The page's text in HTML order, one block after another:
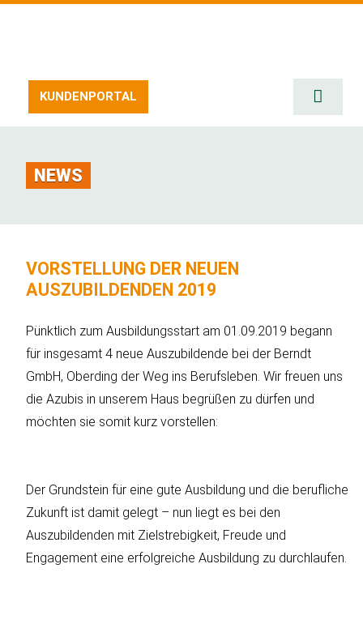
KUNDENPORTAL
Toggle
START
NEWS
VORSTELLUNG DER NEUEN
AUSZUBILDENDEN 2019
Pünktlich zum Ausbildungsstart am 01.09.2019 begann
für insgesamt 4 neue Auszubildende bei der Berndt
GmbH, Oberding der Weg ins Berufsleben. Wir freuen uns
die Azubis in unserem Haus begrüßen zu dürfen und
möchten sie somit kurz vorstellen:
Der Grundstein für eine gute Ausbildung und die berufliche
Zukunft ist damit gelegt – nun liegt es bei den
Auszubildenden mit Zielstrebigkeit, Freude und
Engagement eine erfolgreiche Ausbildung zu durchlaufen.